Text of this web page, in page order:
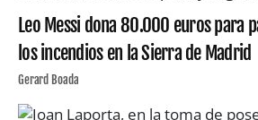
Leo Messi dona 80.000 euros para
los incendios en la Sierra de Madrid
Gerard Boada